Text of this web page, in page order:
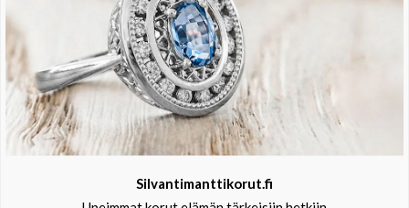
Silvantimanttikorut.fi